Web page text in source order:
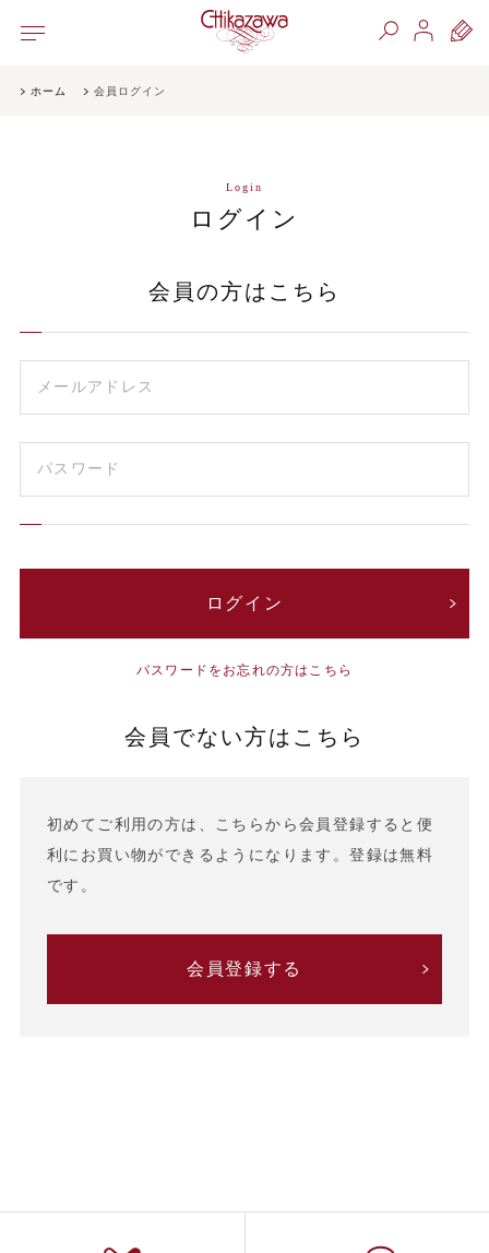
ホーム 会員ログイン
Login
ログイン
会員の方はこちら
パスワードをお忘れの方はこちら
会員でない方はこちら
初めてご利用の方は、こちらから会員登録すると便
利にお買い物ができるようになります。登録は無料
です。
会員登録する